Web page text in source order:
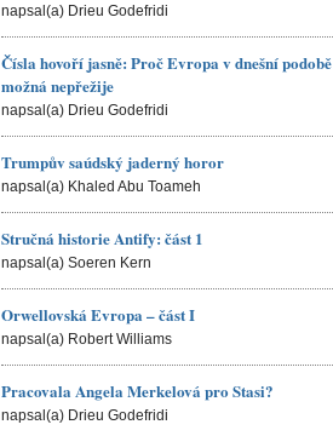
napsal(a) Drieu Godefridi
Čísla hovoří jasně: Proč Evropa v dnešní podobě
možná nepřežije
napsal(a) Drieu Godefridi
Trumpův saúdský jaderný horor
napsal(a) Khaled Abu Toameh
Stručná historie Antify: část 1
napsal(a) Soeren Kern
Orwellovská Evropa – část I
napsal(a) Robert Williams
Pracovala Angela Merkelová pro Stasi?
napsal(a) Drieu Godefridi